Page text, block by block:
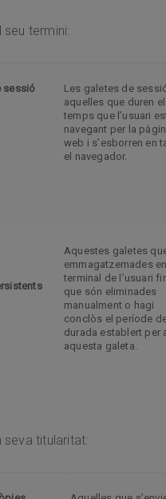
seu termini:
sessió
Les galetes de
aquelles que duren el
temps que l’usuari
navegant per la
web i s’esborren en
el navegador.
Aquestes galetes
emmagatzemades
terminal de l’usuari
que són eliminades
manualment o hagi
conclòs el període
durada establert per
aquesta galeta.
seva titularitat: